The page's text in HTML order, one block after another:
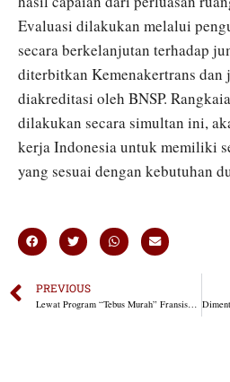
Evaluasi dilakukan melalui
secara berkelanjutan terhadap
diterbitkan Kemenakertrans dan
diakreditasi oleh BNSP.
dilakukan secara simultan ini,
kerja Indonesia untuk memiliki
yang sesuai dengan kebutuhan
PREVIOUS
Lewat Program “Tebus Murah” Fransiscus Go Beri Senyum Bahagia Warga Sumba dan Lembata